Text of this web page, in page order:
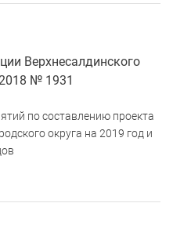
Верхнесалдинского
№ 1931
по составлению проекта
округа на 2019 год и